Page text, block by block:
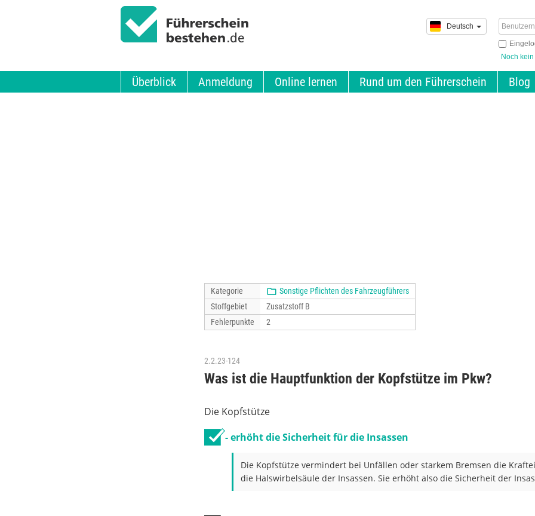
Noch
Deutsch
Überblick Anmeldung Online lernen Rund um den Führerschein Blog
Kategorie
Sonstige Pflichten des Fahrzeugführers
Stoffgebiet
Zusatzstoff B
Fehlerpunkte
2
2.2.23-124
Was ist die Hauptfunktion der Kopfstütze im Pkw?
Die Kopfstütze
- erhöht die Sicherheit für die Insassen
Die Kopfstütze vermindert bei Unfällen oder starkem Bremsen die
die Halswirbelsäule der Insassen. Sie erhöht also die Sicherheit der